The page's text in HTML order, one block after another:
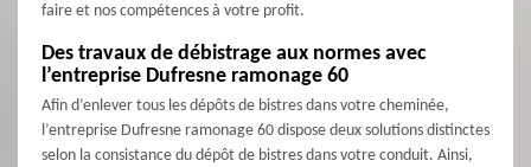
faire et nos compétences à votre profit.
Des travaux de débistrage aux normes avec
l’entreprise Dufresne ramonage 60
Afin d’enlever tous les dépôts de bistres dans votre cheminée,
l’entreprise Dufresne ramonage 60 dispose deux solutions distinctes
selon la consistance du dépôt de bistres dans votre conduit. Ainsi,